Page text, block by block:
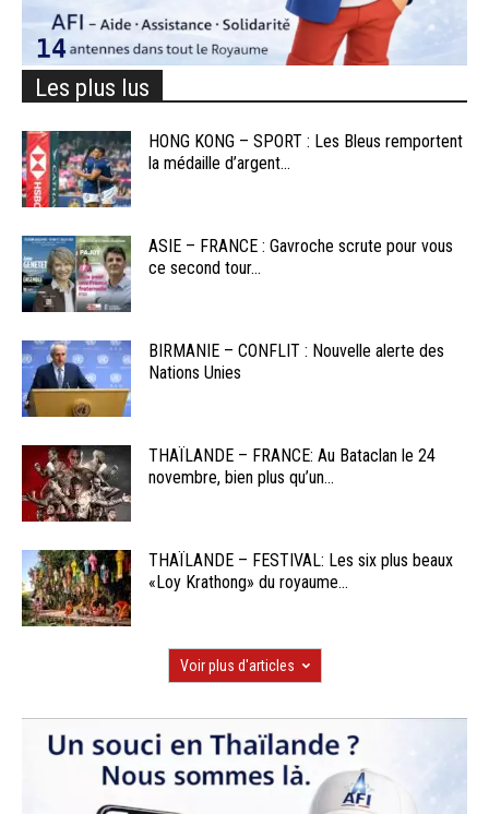
Les plus lus
HONG KONG – SPORT : Les Bleus remportent
la médaille d’argent...
ASIE – FRANCE : Gavroche scrute pour vous
ce second tour...
BIRMANIE – CONFLIT : Nouvelle alerte des
Nations Unies
THAÏLANDE – FRANCE: Au Bataclan le 24
novembre, bien plus qu’un...
THAÏLANDE – FESTIVAL: Les six plus beaux
«Loy Krathong» du royaume...
Voir plus d'articles